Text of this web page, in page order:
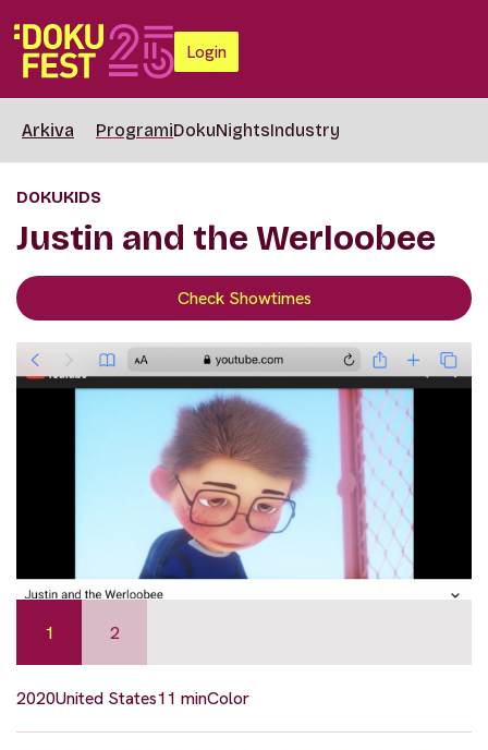
Login
Arkiva ProgramiDokuNightsIndustry
DOKUKIDS
Justin and the Werloobee
Check Showtimes
1 2
2020United States11 minColor